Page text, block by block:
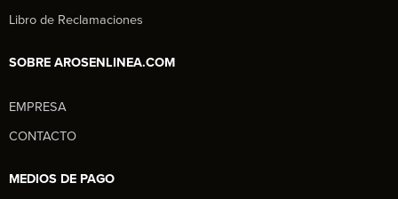
Libro de Reclamaciones
SOBRE AROSENLINEA.COM
EMPRESA
CONTACTO
MEDIOS DE PAGO